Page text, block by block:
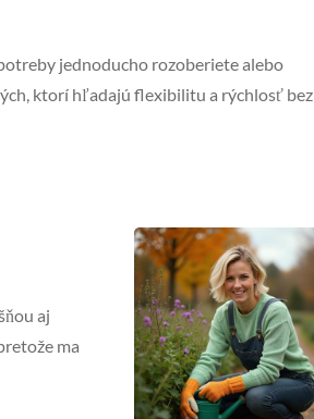
jednoducho rozoberiete alebo
ktorí hľadajú flexibilitu a rýchlosť bez
aj
ma